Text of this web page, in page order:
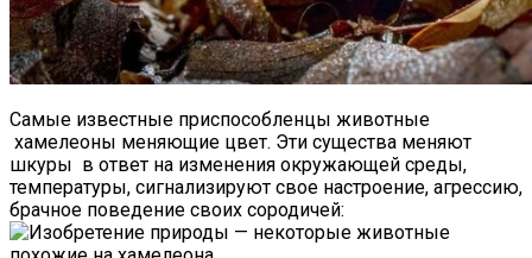
Самые известные приспособленцы животные
хамелеоны меняющие цвет. Эти существа меняют
шкуры в ответ на изменения окружающей среды,
температуры, сигнализируют свое настроение, агрессию,
брачное поведение своих сородичей: